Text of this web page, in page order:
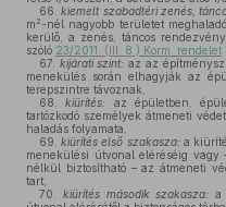
66.
kiemelt szabadtéri zenés,
m 2-nél nagyobb területet
kerülő, a zenés, táncos
szóló 23/2011. (III. 8.) Korm. rendelet
67. kijárati szint: az az
menekülés során elhagyják az
terepszintre távoznak,
68.
kiürítés:
az épületben,
tartózkodó személyek átmeneti
haladás folyamata,
69. kiürítés első szakasza: a
menekülési útvonal eléréséig
nélkül biztosítható – az átmeneti
tart,
70.
kiürítés második szakasza: a